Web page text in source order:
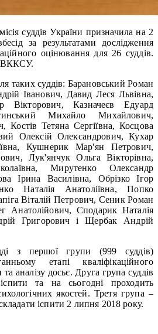
суддів України призначила на 2
за результатами дослідження
оцінювання для 26 суддів.
ВККСУ.
таких суддів: Барановський Роман
Іванович, Давид Леся Львівна,
Вікторович, Казначеєв Едуард
Михайло Михайлович,
Костів Тетяна Сергіївна, Косцова
Олексій Олександрович, Кухар
Кушнерик Мар'ян Петрович,
Лук'янчук Ольга Вікторівна,
Мирутенко Олександр
Ірина Василівна, Обрізко Ігор
Наталія Анатоліївна, Попко
Віталій Петрович, Сеник Роман
Анатолійович, Сподарик Наталія
Григорович і Щербак Андрій
з першої групи (999 суддів)
етапі кваліфікаційного
аналізу досьє. Друга група суддів
та на сьогодні проходить
якостей. Третя група –
іспити 2 липня 2018 року.